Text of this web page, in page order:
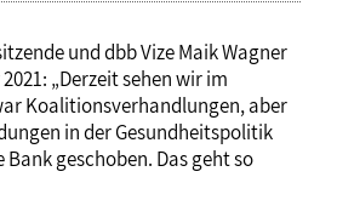
und dbb Vize Maik Wagner
„Derzeit sehen wir im
Koalitionsverhandlungen, aber
in der Gesundheitspolitik
geschoben. Das geht so